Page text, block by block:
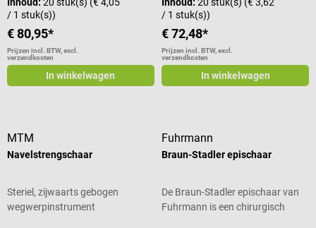
/ 1 stuk(s))
€ 80,95*
Prijzen incl. BTW, excl.
verzendkosten
In winkelwagen
/ 1 stuk(s))
€ 72,48*
Prijzen incl. BTW, excl.
verzendkosten
In winkelwagen
MTM
Navelstrengschaar
Steriel, zijwaarts gebogen
wegwerpinstrument
Fuhrmann
Braun-Stadler epischaar
De Braun-Stadler epischaar van
Fuhrmann is een chirurgisch